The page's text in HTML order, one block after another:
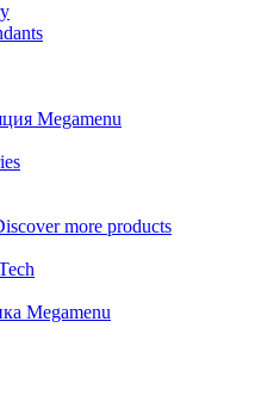
Megamenu
more products
Megamenu